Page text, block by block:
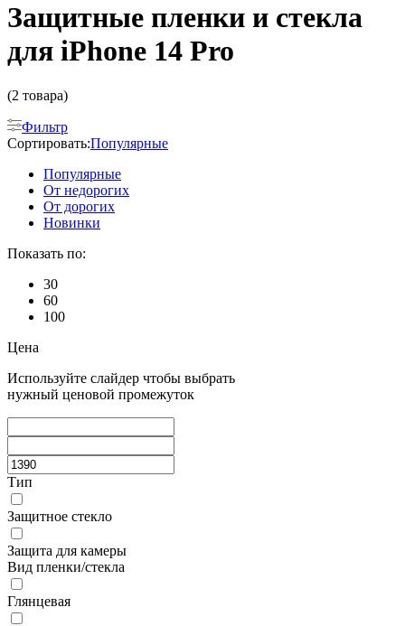
Защитные пленки и стекла
для iPhone 14 Pro
(2 товара)
Фильтр
Сортировать:Популярные
Популярные
От недорогих
От дорогих
Новинки
Показать по:
30
60
100
Цена
Используйте слайдер чтобы выбрать
нужный ценовой промежуток
Тип
Защитное стекло
Защита для камеры
Вид пленки/стекла
Глянцевая